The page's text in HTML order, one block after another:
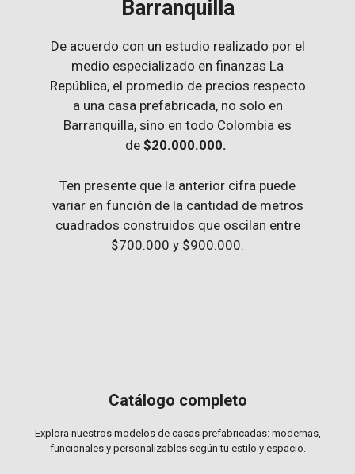
Barranquilla
De acuerdo con un estudio realizado por el
medio especializado en finanzas La
República, el promedio de precios respecto
a una casa prefabricada, no solo en
Barranquilla, sino en todo Colombia es
de $20.000.000.
Ten presente que la anterior cifra puede
variar en función de la cantidad de metros
cuadrados construidos que oscilan entre
$700.000 y $900.000.
Catálogo completo
Explora nuestros modelos de casas prefabricadas: modernas,
funcionales y personalizables según tu estilo y espacio.